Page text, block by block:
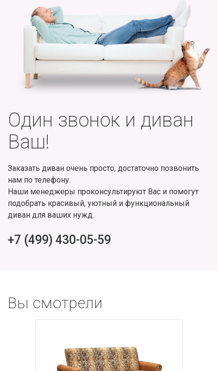
Один звонок и диван
Ваш!
Заказать диван очень просто, достаточно позвонить
нам по телефону.
Наши менеджеры проконсультируют Вас и помогут
подобрать красивый, уютный и функциональный
диван для ваших нужд.
+7 (499) 430-05-59
Вы смотрели